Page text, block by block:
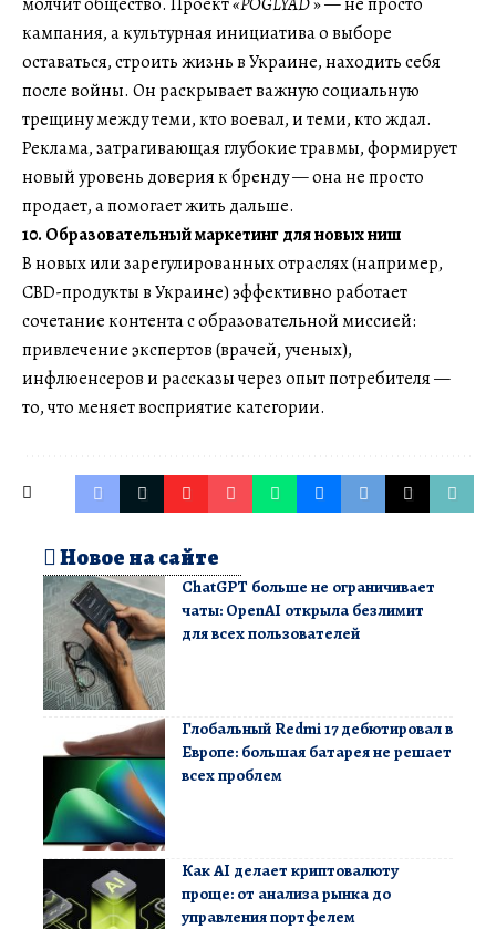
кампания, а культурная инициатива о выборе
оставаться, строить жизнь в Украине, находить себя
после войны. Он раскрывает важную социальную
трещину между теми, кто воевал, и теми, кто ждал.
Реклама, затрагивающая глубокие травмы, формирует
новый уровень доверия к бренду — она не просто
продает, а помогает жить дальше.
10. Образовательный маркетинг для новых ниш
В новых или зарегулированных отраслях (например,
CBD-продукты в Украине) эффективно работает
сочетание контента с образовательной миссией:
привлечение экспертов (врачей, ученых),
инфлюенсеров и рассказы через опыт потребителя —
то, что меняет восприятие категории.
Новое на сайте
ChatGPT больше не ограничивает
чаты: OpenAI открыла безлимит
для всех пользователей
Глобальный Redmi 17 дебютировал в
Европе: большая батарея не решает
всех проблем
Как AI делает криптовалюту
проще: от анализа рынка до
управления портфелем